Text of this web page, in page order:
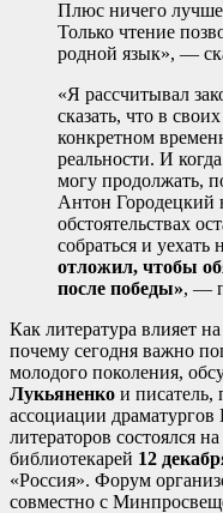
Плюс ничего
Только чтение
родной язык», —
«Я рассчитывал
сказать, что в
конкретном
реальности. И
могу продолжать,
Антон Городецкий
обстоятельствах
собраться и
отложил, чтобы
после победы», —
Как литература влияет
почему сегодня важно
молодого поколения,
Лукьяненко и писатель,
ассоциации
литераторов состоялся
библиотекарей 12
«Россия». Форум
совместно с